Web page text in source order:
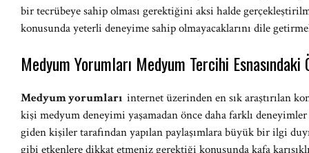
bir tecrübeye sahip olması gerektiğini aksi halde
konusunda yeterli deneyime sahip olmayacaklarını dile
Medyum Yorumları Medyum Tercihi Esnasındaki
Medyumyorumları internet üzerinden en sık araştırılan
kişi medyum deneyimi yaşamadan önce daha farklı
giden kişiler tarafından yapılan paylaşımlara büyük bir ilgi
gibi etkenlere dikkat etmeniz gerektiği konusunda kafa